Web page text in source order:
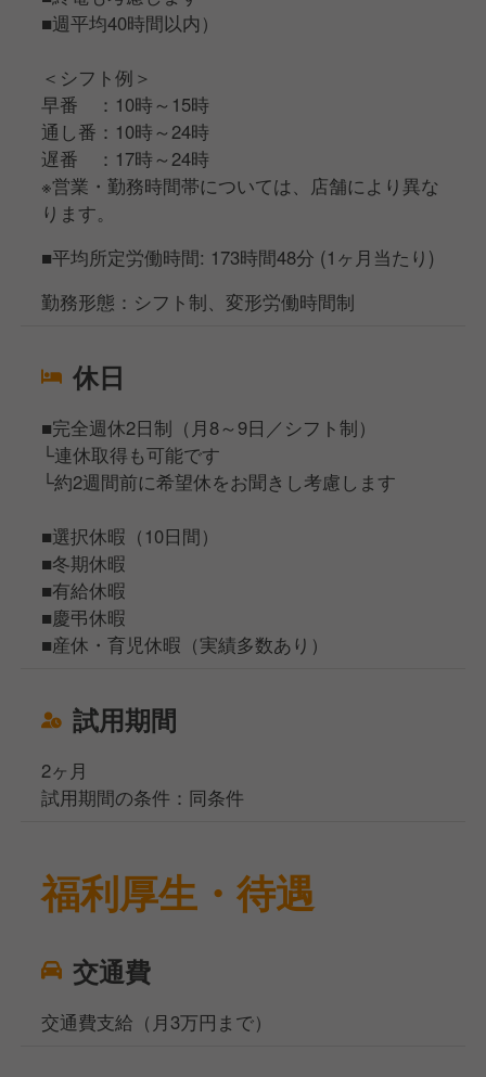
■週平均40時間以内）
＜シフト例＞
早番 ：10時～15時
通し番：10時～24時
遅番 ：17時～24時
※営業・勤務時間帯については、店舗により異な
ります。
■平均所定労働時間: 173時間48分 (1ヶ月当たり)
勤務形態：シフト制、変形労働時間制
休日
■完全週休2日制（月8～9日／シフト制）
└連休取得も可能です
└約2週間前に希望休をお聞きし考慮します
■選択休暇（10日間）
■冬期休暇
■有給休暇
■慶弔休暇
■産休・育児休暇（実績多数あり）
試用期間
2ヶ月
試用期間の条件：同条件
福利厚生・待遇
交通費
交通費支給（月3万円まで）